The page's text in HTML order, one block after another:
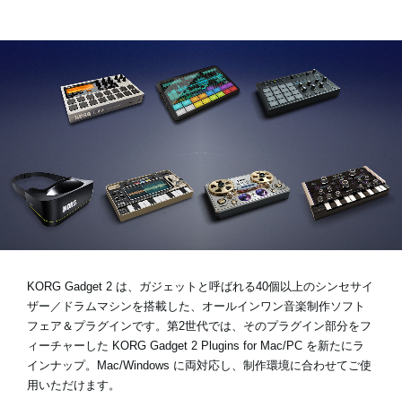
Support
Store Locator
News
About KORG
KORG Gadget 2 は、ガジェットと呼ばれる40個以上のシンセサイ
ザー／ドラムマシンを搭載した、オールインワン音楽制作ソフト
フェア＆プラグインです。第2世代では、そのプラグイン部分をフ
ィーチャーした KORG Gadget 2 Plugins for Mac/PC を新たにラ
インナップ。Mac/Windows に両対応し、制作環境に合わせてご使
用いただけます。